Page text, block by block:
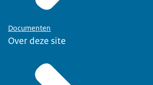
Documenten
Over deze site